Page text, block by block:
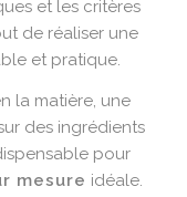
et les critères
de réaliser une
et pratique.
la matière, une
des ingrédients
pour
mesure idéale.